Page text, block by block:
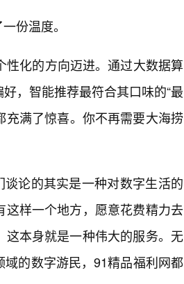
份温度。
化的方向迈进。通过大数据算
，智能推荐最符合其口味的“最
充满了惊喜。你不再需要大海捞
谈论的其实是一种对数字生活的
样一个地方，愿意花费精力去
本身就是一种伟大的服务。无
的数字游民，91精品福利网都